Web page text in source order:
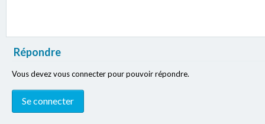
Répondre
Vous devez vous connecter pour pouvoir répondre.